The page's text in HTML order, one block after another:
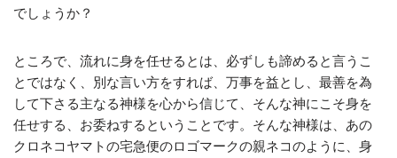
でしょうか？
ところで、流れに身を任せるとは、必ずしも諦めると言うこ
とではなく、別な言い方をすれば、万事を益とし、最善を為
して下さる主なる神様を心から信じて、そんな神にこそ身を
任せする、お委ねするということです。そんな神様は、あの
クロネコヤマトの宅急便のロゴマークの親ネコのように、身